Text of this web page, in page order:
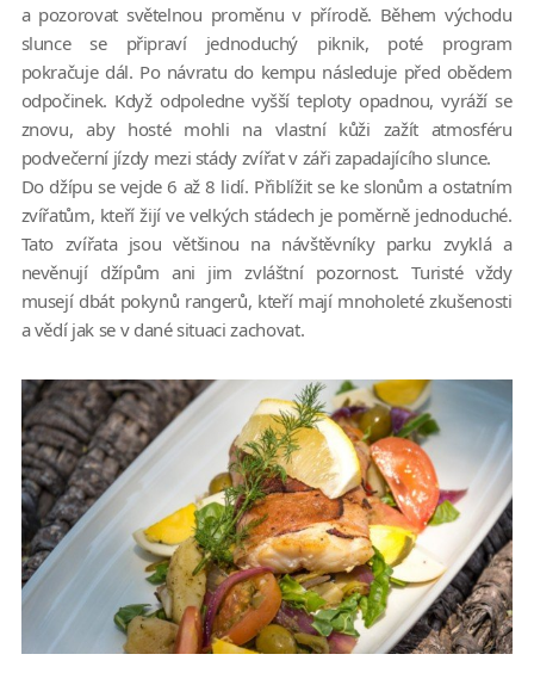
a pozorovat světelnou proměnu v přírodě. Během východu
slunce se připraví jednoduchý piknik, poté program
pokračuje dál. Po návratu do kempu následuje před obědem
odpočinek. Když odpoledne vyšší teploty opadnou, vyráží se
znovu, aby hosté mohli na vlastní kůži zažít atmosféru
podvečerní jízdy mezi stády zvířat v záři zapadajícího slunce.
Do džípu se vejde 6 až 8 lidí. Přiblížit se ke slonům a ostatním
zvířatům, kteří žijí ve velkých stádech je poměrně jednoduché.
Tato zvířata jsou většinou na návštěvníky parku zvyklá a
nevěnují džípům ani jim zvláštní pozornost. Turisté vždy
musejí dbát pokynů rangerů, kteří mají mnoholeté zkušenosti
a vědí jak se v dané situaci zachovat.